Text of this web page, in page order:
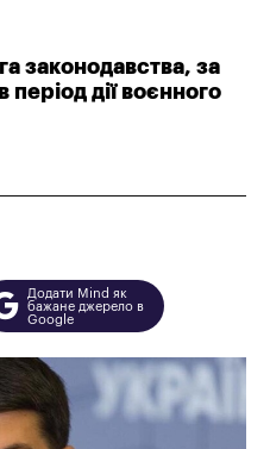
законодавства, за
період дії воєнного
Додати Mind як
бажане джерело в
Google